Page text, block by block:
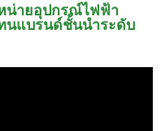
น่ายอุปกรณ์ไฟฟ้า
นแบรนด์ชั้นนำระดับ